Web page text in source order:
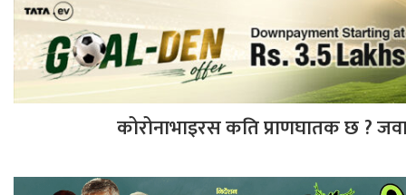
कोरोनाभाइरस कति प्राणघातक छ ?